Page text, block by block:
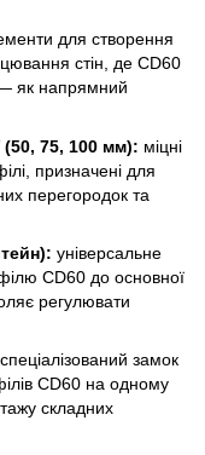
для створення
стін, де CD60
як напрямний
(50, 75, 100 мм): міцні
призначені для
перегородок та
універсальне
CD60 до основної
регулювати
спеціалізований замок
CD60 на одному
складних